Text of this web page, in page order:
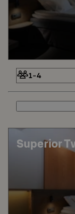
1-4
Superior